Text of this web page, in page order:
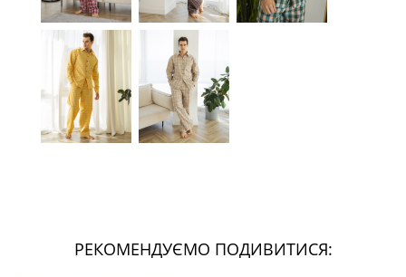
РЕКОМЕНДУЄМО ПОДИВИТИСЯ: